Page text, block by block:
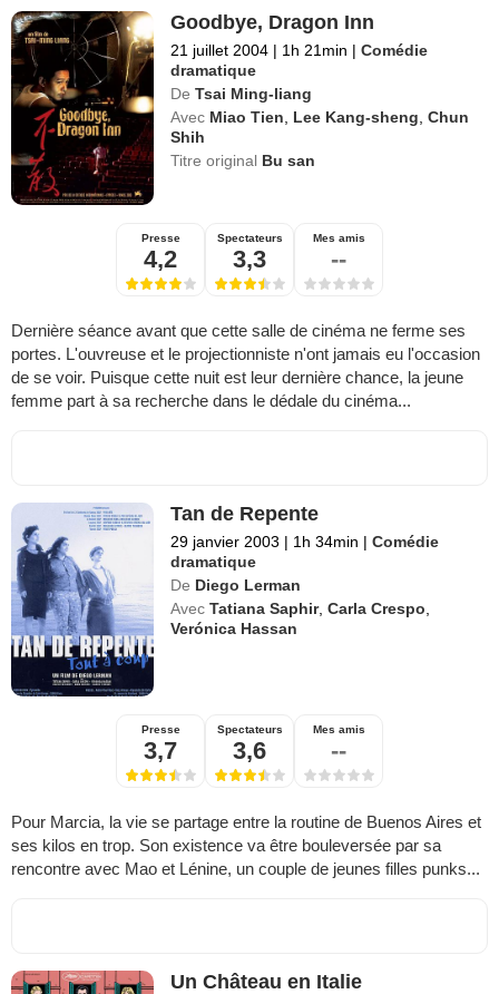
Goodbye, Dragon Inn
21 juillet 2004 | 1h 21min | Comédie
dramatique
De Tsai Ming-liang
Avec Miao Tien Lee Kang-sheng ,Chun
Shih
Titre original Bu san
Presse
4,2
Spectateurs
3,3
Mes amis
--
Dernière séance avant que cette salle de cinéma ne ferme ses
portes. L'ouvreuse et le projectionniste n'ont jamais eu l'occasion
de se voir. Puisque cette nuit est leur dernière chance, la jeune
femme part à sa recherche dans le dédale du cinéma...
Tan de Repente
29 janvier 2003 | 1h 34min | Comédie
dramatique
De Diego Lerman
Avec Tatiana Saphir,Carla Crespo
Verónica Hassan
Presse
3,7
Spectateurs
3,6
Mes amis
--
Pour Marcia, la vie se partage entre la routine de Buenos Aires et
ses kilos en trop. Son existence va être bouleversée par sa
rencontre avec Mao et Lénine, un couple de jeunes filles punks...
Un Château en Italie